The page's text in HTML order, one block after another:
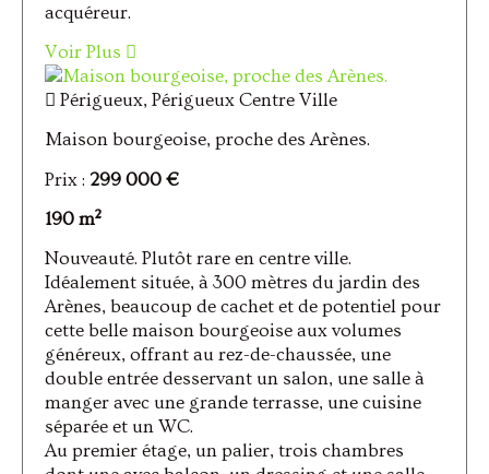
acquéreur.
Voir Plus
Périgueux, Périgueux Centre Ville
Maison bourgeoise, proche des Arènes.
Prix : 299 000 €
190 m²
Nouveauté. Plutôt rare en centre ville.
Idéalement située, à 300 mètres du jardin des
Arènes, beaucoup de cachet et de potentiel pour
cette belle maison bourgeoise aux volumes
généreux, offrant au rez-de-chaussée, une
double entrée desservant un salon, une salle à
manger avec une grande terrasse, une cuisine
séparée et un WC.
Au premier étage, un palier, trois chambres